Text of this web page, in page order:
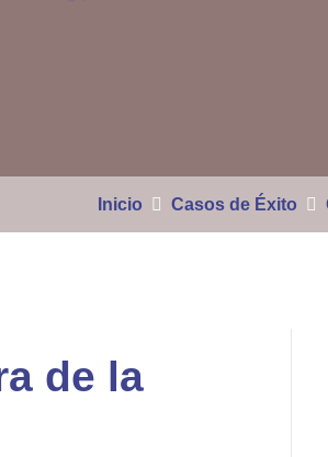
Inicio Casos de Éxito
de la